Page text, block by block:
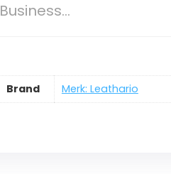
Brand Merk: Leathario